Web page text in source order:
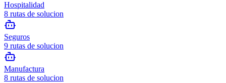
Hospitalidad
8 rutas de solucion
Seguros
9 rutas de solucion
Manufactura
8 rutas de solucion